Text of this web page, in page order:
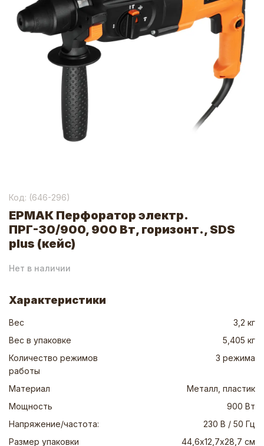
Код: (646-296)
ЕРМАК Перфоратор электр.
ПРГ-30/900, 900 Вт, горизонт., SDS
plus (кейс)
Нет в наличии
Характеристики
Вес
3,2 кг
Вес в упаковке
5,405 кг
Количество режимов
работы
3 режима
Материал
Металл, пластик
Мощность
900 Вт
Напряжение/частота:
230 В / 50 Гц
Размер упаковки
44,6х12,7х28,7 см